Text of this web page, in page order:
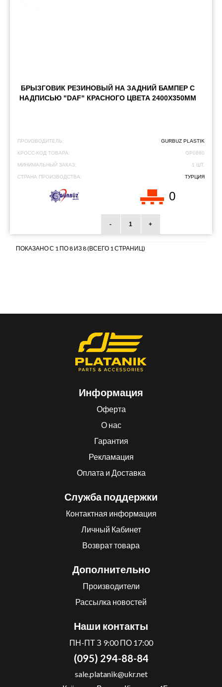
БРЫЗГОВИК РЕЗИНОВЫЙ НА ЗАДНИЙ БАМПЕР С
НАДПИСЬЮ "DAF" КРАСНОГО ЦВЕТА 2400Х350ММ
ПРОИЗВОДИТЕЛЬ: GURBUZ PLASTIK
КРОСС-КОД ТОВАРА: GP0880
МИНИМАЛЬНЫЙ ЗАКАЗ: 1 ШТ.
СТРАНА ПРОИЗВОДСТВА: ТУРЦИЯ
0
- +
ПОКАЗАНО С 1 ПО 8 ИЗ 8 (ВСЕГО 1 СТРАНИЦ)
Информация
Оферта
О нас
Гарантия
Рекламация
Оплата и Доставка
Служба поддержки
Контактная информация
Личный Кабинет
Возврат товара
Дополнительно
Производители
Рассылка новостей
Наши контакты
ПН-ПТ З 9:00 ПО 17:00
(095) 294-88-84
sale.platanik@ukr.net